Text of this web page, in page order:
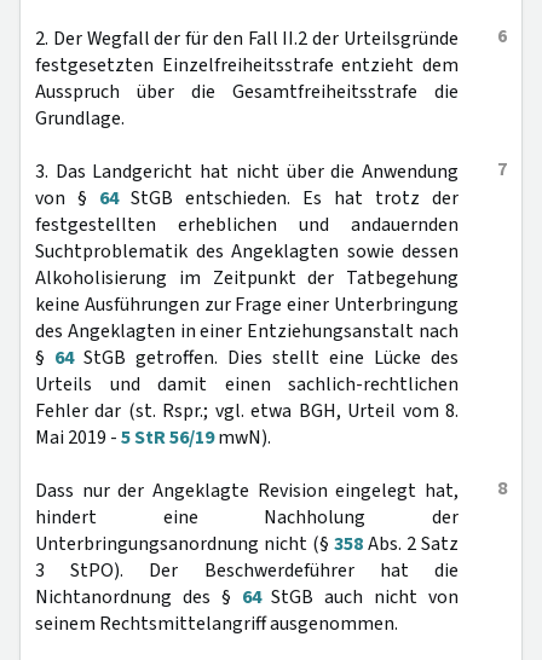
6
2. Der Wegfall der für den Fall II.2 der Urteilsgründe
festgesetzten Einzelfreiheitsstrafe entzieht dem
Ausspruch über die Gesamtfreiheitsstrafe die
Grundlage.
7
3. Das Landgericht hat nicht über die Anwendung
von § 64StGB entschieden. Es hat trotz der
festgestellten erheblichen und andauernden
Suchtproblematik des Angeklagten sowie dessen
Alkoholisierung im Zeitpunkt der Tatbegehung
keine Ausführungen zur Frage einer Unterbringung
des Angeklagten in einer Entziehungsanstalt nach
§ 64StGB getroffen. Dies stellt eine Lücke des
Urteils und damit einen sachlich-rechtlichen
Fehler dar (st. Rspr.; vgl. etwa BGH, Urteil vom 8.
Mai 2019 -5 StR 56/19mwN).
8
Dass nur der Angeklagte Revision eingelegt hat,
hindert eine Nachholung der
Unterbringungsanordnung nicht (§ 358Abs. 2 Satz
3 StPO). Der Beschwerdeführer hat die
Nichtanordnung des § 64StGB auch nicht von
seinem Rechtsmittelangriff ausgenommen.